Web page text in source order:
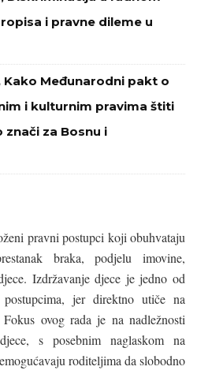
i pravne dileme u
Kako Međunarodni pakt o
i kulturnim pravima štiti
znači za Bosnu i
pravni postupci koji obuhvataju
braka, podjelu imovine,
Izdržavanje djece je jedno od
jer direktno utiče na
ovog rada je na nadležnosti
s posebnim naglaskom na
roditeljima da slobodno